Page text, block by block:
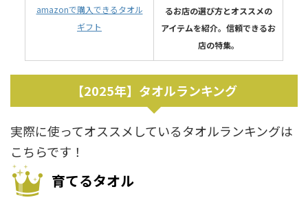
amazonで購入できるタオル
ギフト
るお店の選び方とオススメの
アイテムを紹介。信頼できるお
店の特集。
【2025年】タオルランキング
実際に使ってオススメしているタオルランキングは
こちらです！
育てるタオル